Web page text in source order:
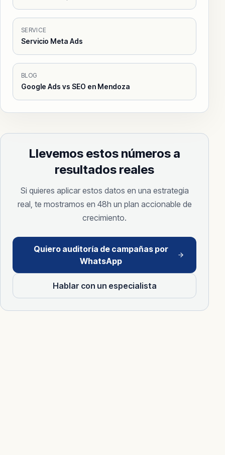
SERVICE
Servicio Meta Ads
BLOG
Google Ads vs SEO en Mendoza
Llevemos estos números a
resultados reales
Si quieres aplicar estos datos en una estrategia
real, te mostramos en 48h un plan accionable de
crecimiento.
Quiero auditoría de campañas por
WhatsApp
Hablar con un especialista